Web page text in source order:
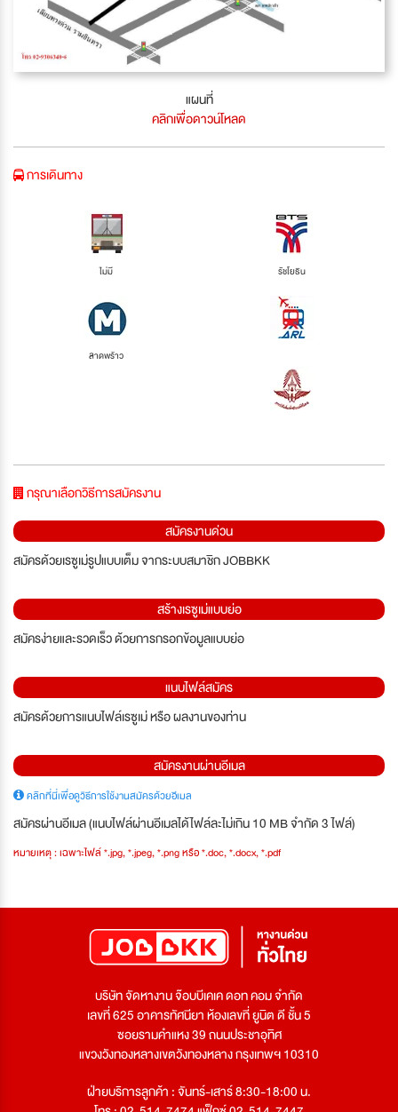
แผนที่
คลิกเพื่อดาวน์โหลด
การเดินทาง
ไม่มี รัชโยธิน
ลาดพร้าว
กรุณาเลือกวิธีการสมัครงาน
สมัครงานด่วน
สมัครด้วยเรซูเม่รูปแบบเต็ม จากระบบสมาชิก JOBBKK
สร้างเรซูเม่แบบย่อ
สมัครง่ายและรวดเร็ว ด้วยการกรอกข้อมูลแบบย่อ
แนบไฟล์สมัคร
สมัครด้วยการแนบไฟล์เรซูเม่ หรือ ผลงานของท่าน
สมัครงานผ่านอีเมล
คลิกที่นี่เพื่อดูวิธีการใช้งานสมัครด้วยอีเมล
สมัครผ่านอีเมล (แนบไฟล์ผ่านอีเมลได้ไฟล์ละไม่เกิน 10 MB จำกัด 3 ไฟล์)
หมายเหตุ : เฉพาะไฟล์ *.jpg, *.jpeg, *.png หรือ *.doc, *.docx, *.pdf
บริษัท จัดหางาน จ๊อบบีเคเค ดอท คอม จำกัด
เลขที่ 625 อาคารทัศนียา ห้องเลขที่ ยูนิต ดี ชั้น 5
ซอยรามคำแหง 39 ถนนประชาอุทิศ
แขวงวังทองหลางเขตวังทองหลาง กรุงเทพฯ 10310
ฝ่ายบริการลูกค้า : จันทร์-เสาร์ 8:30-18:00 น.